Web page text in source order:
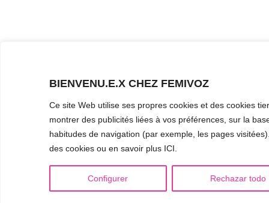
BIENVENU.E.X CHEZ FEMIVOZ
Ce site Web utilise ses propres cookies et des cookies
montrer des publicités liées à vos préférences, sur la
habitudes de navigation (par exemple, les pages
des cookies ou en savoir plus ICI.
Configurer Rechazar todo